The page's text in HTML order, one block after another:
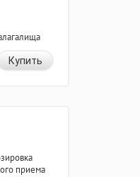
Купить
приема